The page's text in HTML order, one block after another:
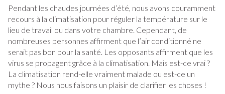
Pendant les chaudes journées d’été, nous avons couramment
recours à la climatisation pour réguler la température sur le
lieu de travail ou dans votre chambre. Cependant, de
nombreuses personnes affirment que l’air conditionné ne
serait pas bon pour la santé. Les opposants affirment que les
virus se propagent grâce à la climatisation. Mais est-ce vrai ?
La climatisation rend-elle vraiment malade ou est-ce un
mythe ? Nous nous faisons un plaisir de clarifier les choses !